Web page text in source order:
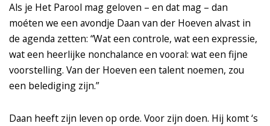
Als je Het Parool mag geloven – en dat mag – dan
moéten we een avondje Daan van der Hoeven alvast in
de agenda zetten: “Wat een controle, wat een expressie,
wat een heerlijke nonchalance en vooral: wat een fijne
voorstelling. Van der Hoeven een talent noemen, zou
een belediging zijn.”
Daan heeft zijn leven op orde. Voor zijn doen. Hij komt ‘s